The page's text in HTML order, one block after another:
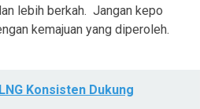
lebih berkah. Jangan kepo
kemajuan yang diperoleh.
Konsisten Dukung